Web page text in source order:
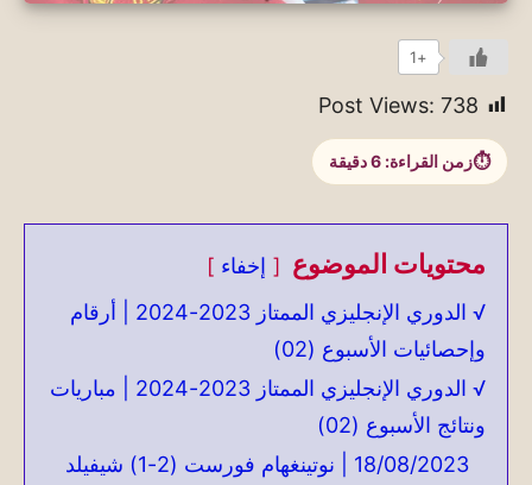
+1
Post Views: 738
زمن القراءة: 6دقيقة
محتويات الموضوع
إخفاء
√ الدوري الإنجليزي الممتاز 2023-2024 | أرقام
وإحصائيات الأسبوع (02)
√ الدوري الإنجليزي الممتاز 2023-2024 | مباريات
ونتائج الأسبوع (02)
18/08/2023 | نوتينغهام فورست (2-1) شيفيلد